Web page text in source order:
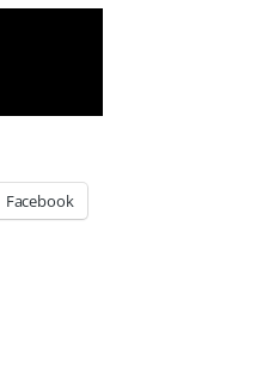
Facebook